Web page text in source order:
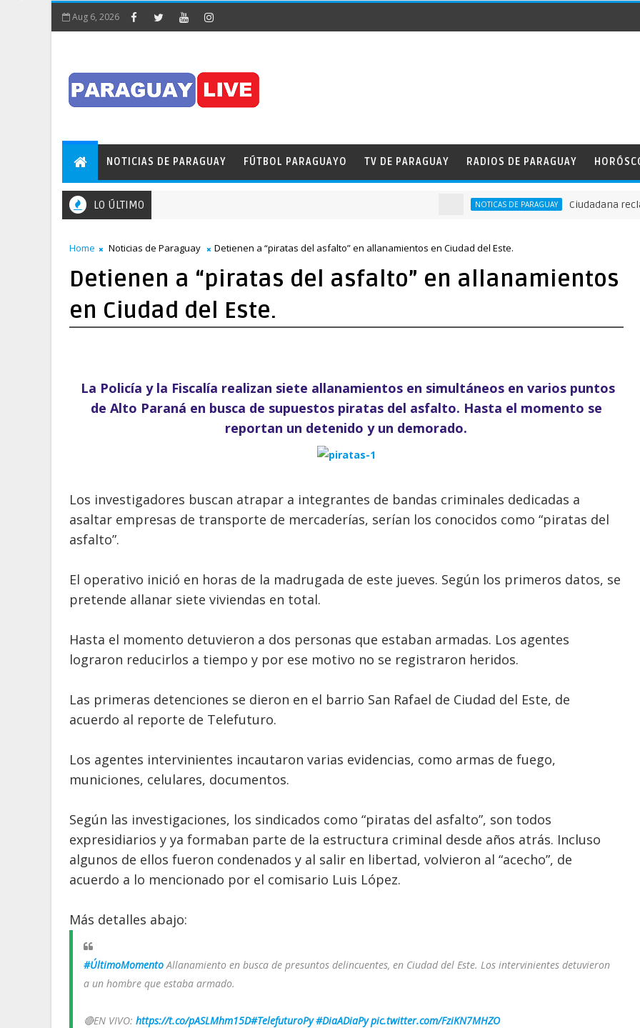
Aug 6, 2026
NOTICIAS DE PARAGUAY FÚTBOL PARAGUAYO TV DE PARAGUAY RADIOS DE PARAGUAY
LO ÚLTIMO NOTICAS DE PARAGUAY Ciudadana reclama a
Home Noticias de Paraguay Detienen a “piratas del asfalto” en allanamientos en Ciudad del Este.
Detienen a “piratas del asfalto” en allanamientos
en Ciudad del Este.
La Policía y la Fiscalía realizan siete allanamientos en simultáneos en varios puntos
de Alto Paraná en busca de supuestos piratas del asfalto. Hasta el momento se
reportan un detenido y un demorado.
Los investigadores buscan atrapar a integrantes de bandas criminales dedicadas a
asaltar empresas de transporte de mercaderías, serían los conocidos como “piratas del
asfalto”.
El operativo inició en horas de la madrugada de este jueves. Según los primeros datos, se
pretende allanar siete viviendas en total.
Hasta el momento detuvieron a dos personas que estaban armadas. Los agentes
lograron reducirlos a tiempo y por ese motivo no se registraron heridos.
Las primeras detenciones se dieron en el barrio San Rafael de Ciudad del Este, de
acuerdo al reporte de Telefuturo.
Los agentes intervinientes incautaron varias evidencias, como armas de fuego,
municiones, celulares, documentos.
Según las investigaciones, los sindicados como “piratas del asfalto”, son todos
expresidiarios y ya formaban parte de la estructura criminal desde años atrás. Incluso
algunos de ellos fueron condenados y al salir en libertad, volvieron al “acecho”, de
acuerdo a lo mencionado por el comisario Luis López.
Más detalles abajo:
#ÚltimoMomentoAllanamiento en busca de presuntos delincuentes, en Ciudad del Este. Los intervinientes detuvieron
a un hombre que estaba armado.
🔴EN VIVO: https://t.co/pASLMhm15D#TelefuturoPy #DiaADiaPy pic.twitter.com/FziKN7MHZO